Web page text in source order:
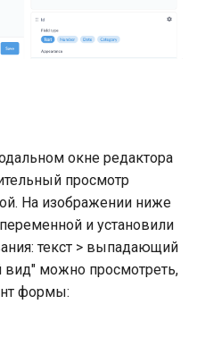
окне редактора
просмотр
На изображении ниже
переменной и установили
текст > выпадающий
вид" можно просмотреть,
формы: